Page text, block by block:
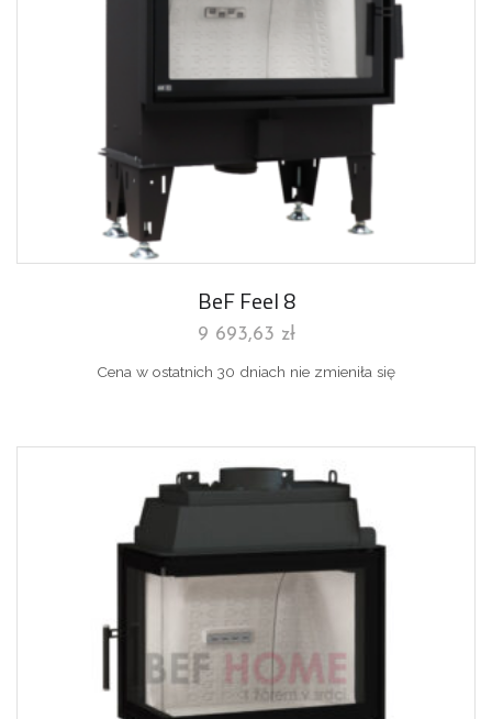
BeF Feel 8
9 693,63 zł
Cena w ostatnich 30 dniach nie zmieniła się